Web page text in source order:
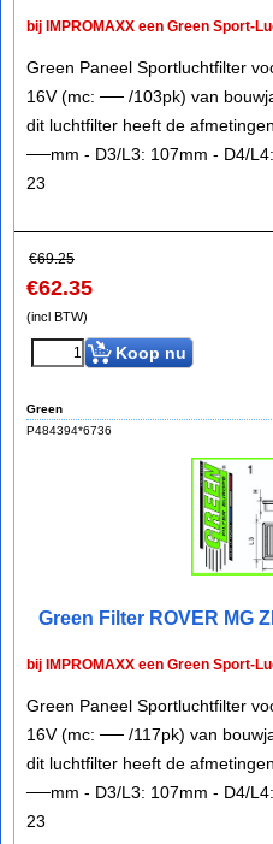
bij IMPROMAXX een Green Sport-
Green Paneel Sportluchtfilter
16V (mc: ── /103pk) van
dit luchtfilter heeft de
──mm - D3/L3: 107mm - D4/
23
€69.25
€62.35
(incl BTW)
Koop nu
Green
P484394*6736
Green Filter ROVER MG
bij IMPROMAXX een Green Sport-
Green Paneel Sportluchtfilter
16V (mc: ── /117pk) van
dit luchtfilter heeft de
──mm - D3/L3: 107mm - D4/
23